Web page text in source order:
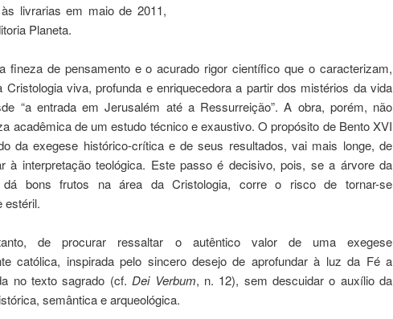
livrarias em maio de 2011,
Planeta.
fineza de pensamento e o acurado rigor científico que o caracterizam,
Cristologia viva, profunda e enriquecedora a partir dos mistérios da vida
“a entrada em Jerusalém até a Ressurreição”. A obra, porém, não
acadêmica de um estudo técnico e exaustivo. O propósito de Bento XVI
da exegese histórico-crítica e de seus resultados, vai mais longe, de
à interpretação teológica. Este passo é decisivo, pois, se a árvore da
dá bons frutos na área da Cristologia, corre o risco de tornar-se
estéril.
de procurar ressaltar o autêntico valor de uma exegese
católica, inspirada pelo sincero desejo de aprofundar à luz da Fé a
no texto sagrado (cf.Dei Verbum, n. 12), sem descuidar o auxílio da
semântica e arqueológica.